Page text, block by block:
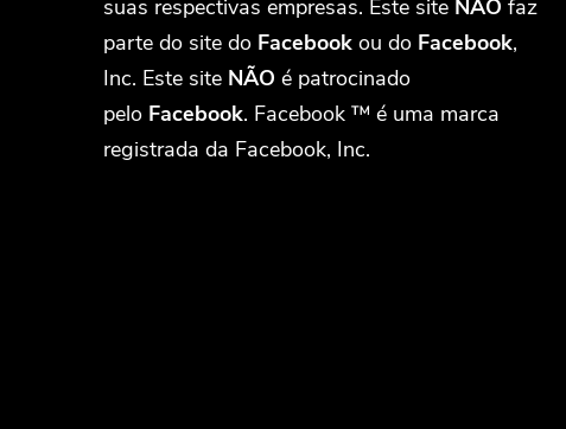
suas respectivas empresas. Este site NÃO faz
parte do site do Facebook ou do Facebook,
Inc. Este site NÃO é patrocinado
pelo Facebook. Facebook ™ é uma marca
registrada da Facebook, Inc.